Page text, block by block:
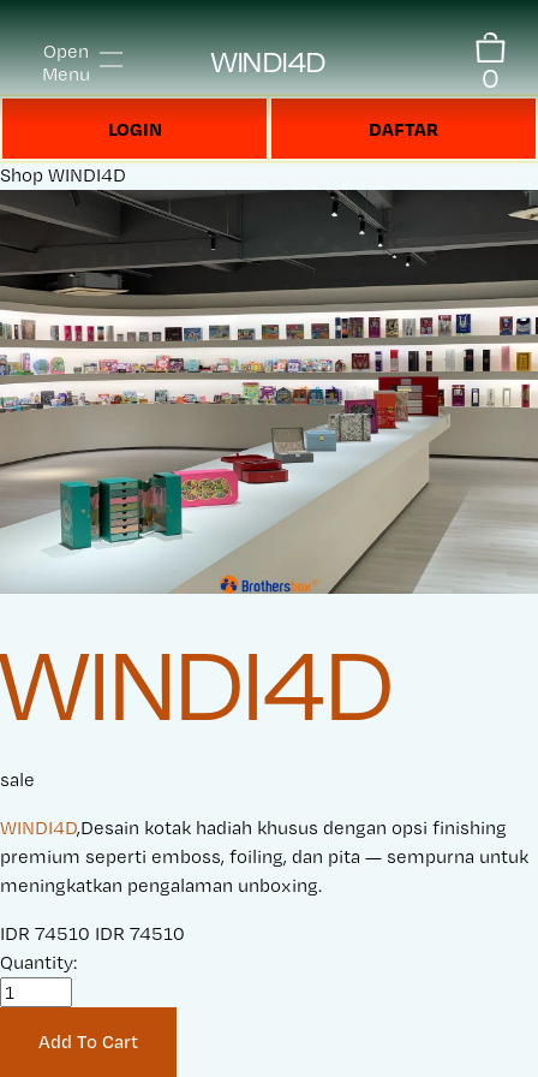
Open
Menu
WINDI4D 0
LOGIN DAFTAR
Shop WINDI4D
WINDI4D
sale
WINDI4D,Desain kotak hadiah khusus dengan opsi finishing
premium seperti emboss, foiling, dan pita — sempurna untuk
meningkatkan pengalaman unboxing.
S
a
IDR 74510 O
i
IDR 74510
Quantity:
Add To Cart